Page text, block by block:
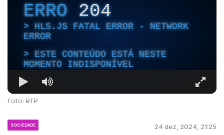
ERRO204
HLS.JS FATAL ERROR - NETWORK
ERROR
ESTE CONTEÚDO ESTÁ NESTE
MOMENTO INDISPONÍVEL
Foto: RTP
SOCIEDADE 24 dez, 2024, 21:25